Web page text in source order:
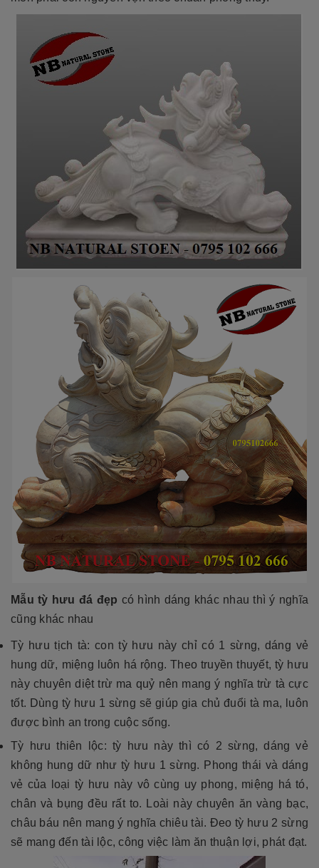
Mẫu tỳ hưu đá đẹp có hình dáng khác nhau thì ý nghĩa
cũng khác nhau
Tỳ hưu tịch tà: con tỳ hưu này chỉ có 1 sừng, dáng vẻ
hung dữ, miệng luôn há rộng. Theo truyền thuyết, tỳ hưu
này chuyên diệt trừ ma quỷ nên mang ý nghĩa trừ tà cực
tốt. Dùng tỳ hưu 1 sừng sẽ giúp gia chủ đuổi tà ma, luôn
được bình an trong cuộc sống.
Tỳ hưu thiên lộc: tỳ hưu này thì có 2 sừng, dáng vẻ
không hung dữ như tỳ hưu 1 sừng. Phong thái và dáng
vẻ của loại tỳ hưu này vô cùng uy phong, miệng há tó,
chân và bụng đều rất to. Loài này chuyên ăn vàng bạc,
châu báu nên mang ý nghĩa chiêu tài. Đeo tỳ hưu 2 sừng
sẽ mang đến tài lộc, công việc làm ăn thuận lợi, phát đạt.